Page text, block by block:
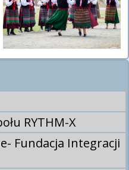
RYTHM-X
Fundacja Integracji